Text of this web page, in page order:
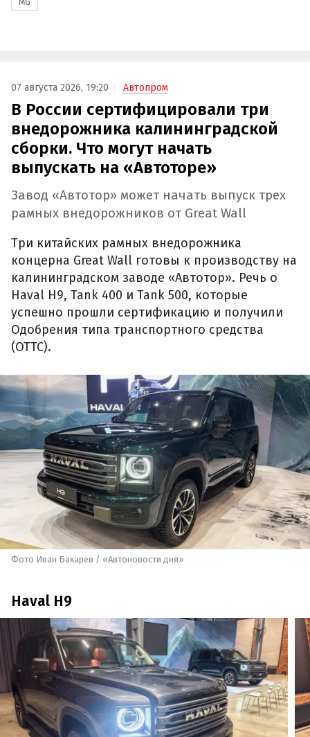
07 августа 2026, 19:20 Автопром
В России сертифицировали три
внедорожника калининградской
сборки. Что могут начать
выпускать на «Автоторе»
Завод «Автотор» может начать выпуск трех
рамных внедорожников от Great Wall
Три китайских рамных внедорожника
концерна Great Wall готовы к производству на
калининградском заводе «Автотор». Речь о
Haval H9, Tank 400 и Tank 500, которые
успешно прошли сертификацию и получили
Одобрения типа транспортного средства
(ОТТС).
Фото Иван Бахарев / «Автоновости дня»
Haval H9